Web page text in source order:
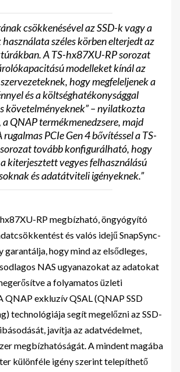
csökkenésével az SSD-k vagy a
széles körben elterjedt az
A TS-hx87XU-RP sorozat
modelleket kínál az
hogy megfeleljenek a
és a költséghatékonysággal
követelményeknek” – nyilatkozta
a QNAP termékmenedzsere, majd
PCIe Gen 4 bővítéssel a TS-
tovább konfigurálható, hogy
kiterjesztett vegyes felhasználású
és adatátviteli igényeknek.”
RP megbízható, öngyógyító
és valós idejű SnapSync-
hogy mind az elsődleges,
NAS ugyanazokat az adatokat
a folyamatos üzleti
QNAP exkluzív QSAL (QNAP SSD
technológiája segít megelőzni az SSD-
javítja az adatvédelmet,
megbízhatóságát. A mindent magába
különféle igény szerint telepíthető